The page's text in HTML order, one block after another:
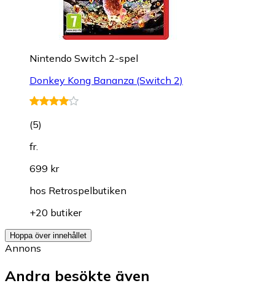
Nintendo Switch 2-spel
Donkey Kong Bananza (Switch 2)
(5)
fr.
699 kr
hos Retrospelbutiken
+20 butiker
Hoppa över innehållet
Annons
Andra besökte även